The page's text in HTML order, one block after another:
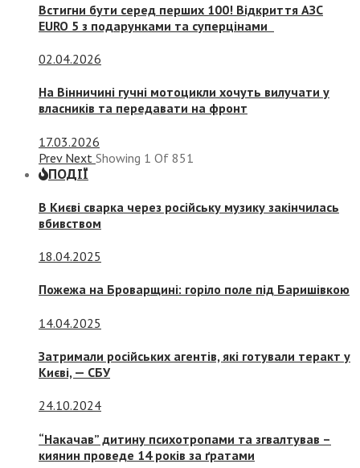
Встигни бути серед перших 100! Відкриття АЗС
EURO 5 з подарунками та суперцінами
02.04.2026
На Вінничині гучні мотоцикли хочуть вилучати у
власників та передавати на фронт
17.03.2026
Prev Next Showing 1 Of 851
ПОДІЇ
В Києві сварка через російську музику закінчилась
вбивством
18.04.2025
Пожежа на Броварщині: горіло поле під Баришівкою
14.04.2025
Затримали російських агентів, які готували теракт у
Києві, — СБУ
24.10.2024
“Накачав” дитину психотропами та згвалтував –
киянин проведе 14 років за ґратами